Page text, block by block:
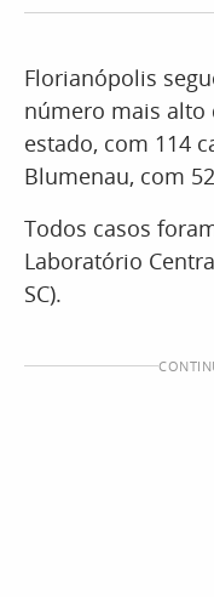
Florianópolis
número mais alto
estado, com 114
Blumenau, com
Todos casos
Laboratório
SC).